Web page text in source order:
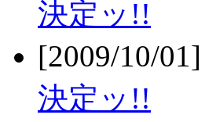
決定ッ!!
[2009/10/01]
決定ッ!!